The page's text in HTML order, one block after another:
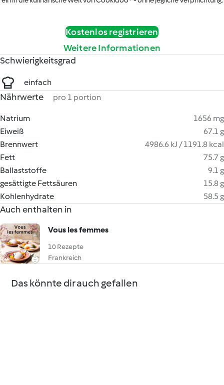
Kostenlos registrieren
Weitere Informationen
Schwierigkeitsgrad
einfach
Nährwerte pro 1 portion
Natrium
1656 mg
Eiweiß
67.1 g
Brennwert
4986.6 kJ / 1191.8 kcal
Fett
75.7 g
Ballaststoffe
9.1 g
gesättigte Fettsäuren
15.8 g
Kohlenhydrate
58.5 g
Auch enthalten in
Vous les femmes
10 Rezepte
Frankreich
Das könnte dir auch gefallen